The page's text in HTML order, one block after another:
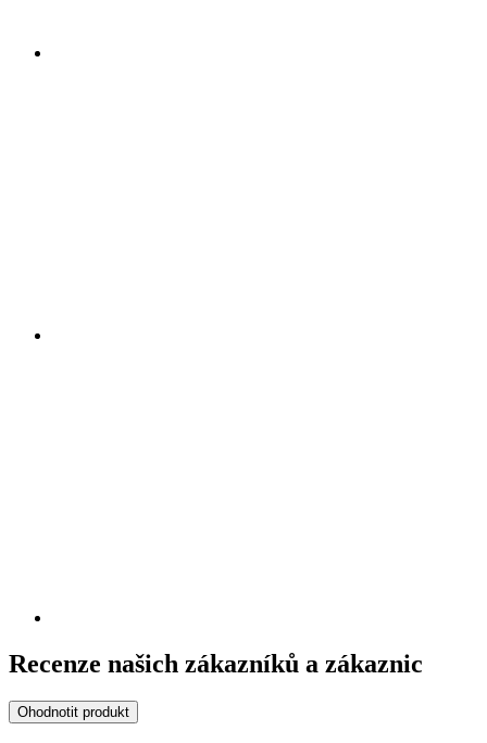
Recenze našich zákazníků a zákaznic
Ohodnotit produkt